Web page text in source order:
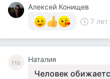
Алексей Конищев
7 лет
На Наталия
Человек